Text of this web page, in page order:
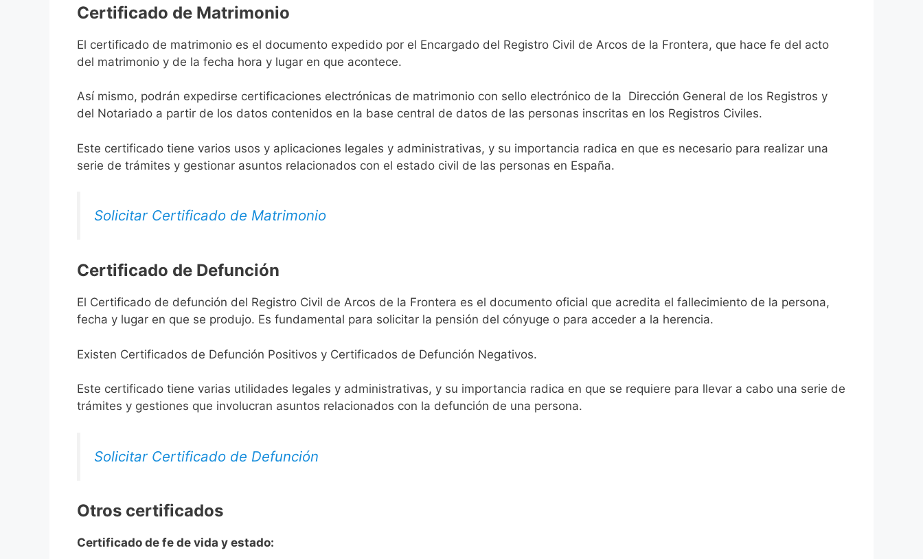
Certificado de Matrimonio
El certificado de matrimonio es el documento expedido por el Encargado del Registro Civil de Arcos de la Frontera, que hace fe del acto
del matrimonio y de la fecha hora y lugar en que acontece.
Así mismo, podrán expedirse certificaciones electrónicas de matrimonio con sello electrónico de la Dirección General de los Registros y
del Notariado a partir de los datos contenidos en la base central de datos de las personas inscritas en los Registros Civiles.
Este certificado tiene varios usos y aplicaciones legales y administrativas, y su importancia radica en que es necesario para realizar una
serie de trámites y gestionar asuntos relacionados con el estado civil de las personas en España.
Solicitar Certificado de Matrimonio
Certificado de Defunción
El Certificado de defunción del Registro Civil de Arcos de la Frontera es el documento oficial que acredita el fallecimiento de la persona,
fecha y lugar en que se produjo. Es fundamental para solicitar la pensión del cónyuge o para acceder a la herencia.
Existen Certificados de Defunción Positivos y Certificados de Defunción Negativos.
Este certificado tiene varias utilidades legales y administrativas, y su importancia radica en que se requiere para llevar a cabo una serie de
trámites y gestiones que involucran asuntos relacionados con la defunción de una persona.
Solicitar Certificado de Defunción
Otros certificados
Certificado de fe de vida y estado: